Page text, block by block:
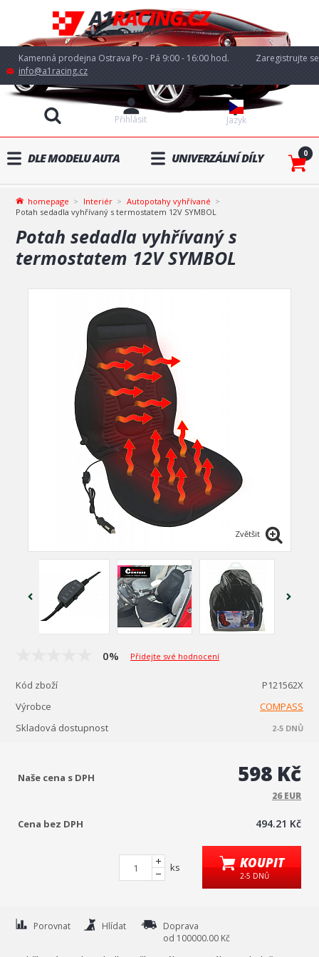
Kamenná prodejna Ostrava Po - Pá 9:00 - 16:00 hod.
info@a1racing.cz
Jazyk
Přihlásit
Zaregistrujte se
DLE MODELU AUTA UNIVERZÁLNÍ DÍLY 0
homepage Interiér
Autopotahy vyhřívané
Potah sedadla vyhřívaný s termostatem 12V SYMBOL
Potah sedadla vyhřívaný s
termostatem 12V SYMBOL
Zvětšit
0% Přidejte své hodnocení
Kód zboží
P121562X
Výrobce
COMPASS
Skladová dostupnost
2-5 DNŮ
Naše cena s DPH 598 Kč
26 EUR
Cena bez DPH 494.21 Kč
ks KOUPIT
2-5 DNŮ
Porovnat Hlídat
Doprava
od 100000.00 Kč